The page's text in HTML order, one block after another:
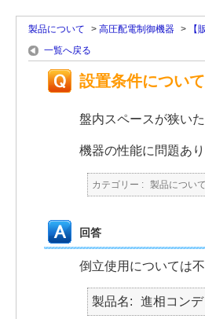
製品について > 高圧配電制御機器 > 【
一覧へ戻る
設置条件について
盤内スペースが狭い
機器の性能に問題あ
カテゴリー : 製品について
回答
倒立使用については
製品名 進相コン